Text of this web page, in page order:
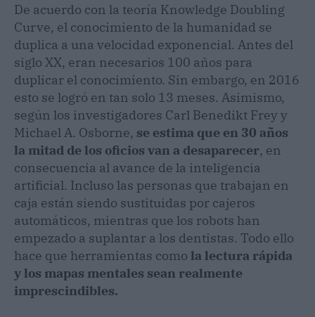
De acuerdo con la teoría Knowledge Doubling
Curve, el conocimiento de la humanidad se
duplica a una velocidad exponencial. Antes del
siglo XX, eran necesarios 100 años para
duplicar el conocimiento. Sin embargo, en 2016
esto se logró en tan solo 13 meses. Asimismo,
según los investigadores Carl Benedikt Frey y
Michael A. Osborne, se estima que en 30 años
la mitad de los oficios van a desaparecer, en
consecuencia al avance de la inteligencia
artificial. Incluso las personas que trabajan en
caja están siendo sustituidas por cajeros
automáticos, mientras que los robots han
empezado a suplantar a los dentistas. Todo ello
hace que herramientas como la lectura rápida
y los mapas mentales sean realmente
imprescindibles.